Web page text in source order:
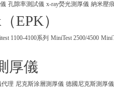
孔隙率測試儀 x-ray熒光測厚儀 納米壓
EPK）
1100-4100系列 MiniTest 2500/4500
厚儀
理 尼克斯涂層測厚儀 德國尼克斯測厚儀